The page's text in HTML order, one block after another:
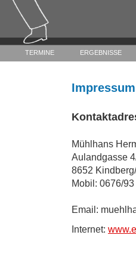
TERMINE ERGEBNISSE
Impressum
Mühlhans
Aulandgasse
8652
Mobil: 0676/
Email:
Internet: